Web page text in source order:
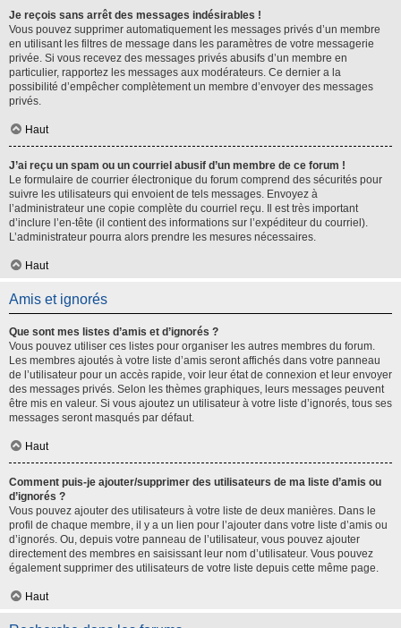
Je reçois sans arrêt des messages indésirables !
Vous pouvez supprimer automatiquement les messages privés d’un membre
en utilisant les filtres de message dans les paramètres de votre messagerie
privée. Si vous recevez des messages privés abusifs d’un membre en
particulier, rapportez les messages aux modérateurs. Ce dernier a la
possibilité d’empêcher complètement un membre d’envoyer des messages
privés.
Haut
J’ai reçu un spam ou un courriel abusif d’un membre de ce forum !
Le formulaire de courrier électronique du forum comprend des sécurités pour
suivre les utilisateurs qui envoient de tels messages. Envoyez à
l’administrateur une copie complète du courriel reçu. Il est très important
d’inclure l’en-tête (il contient des informations sur l’expéditeur du courriel).
L’administrateur pourra alors prendre les mesures nécessaires.
Haut
Amis et ignorés
Que sont mes listes d’amis et d’ignorés ?
Vous pouvez utiliser ces listes pour organiser les autres membres du forum.
Les membres ajoutés à votre liste d’amis seront affichés dans votre panneau
de l’utilisateur pour un accès rapide, voir leur état de connexion et leur envoyer
des messages privés. Selon les thèmes graphiques, leurs messages peuvent
être mis en valeur. Si vous ajoutez un utilisateur à votre liste d’ignorés, tous ses
messages seront masqués par défaut.
Haut
Comment puis-je ajouter/supprimer des utilisateurs de ma liste d’amis ou
d’ignorés ?
Vous pouvez ajouter des utilisateurs à votre liste de deux manières. Dans le
profil de chaque membre, il y a un lien pour l’ajouter dans votre liste d’amis ou
d’ignorés. Ou, depuis votre panneau de l’utilisateur, vous pouvez ajouter
directement des membres en saisissant leur nom d’utilisateur. Vous pouvez
également supprimer des utilisateurs de votre liste depuis cette même page.
Haut